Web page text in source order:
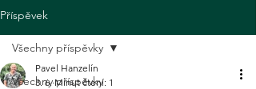
Příspěvek
Všechny příspěvky
Všechny příspěvky
Pavel Hanzelín
3. 6. Minut čtení: 1